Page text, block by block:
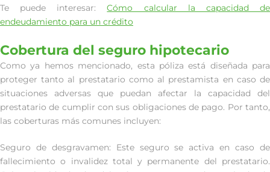
Te puede interesar:Cómo calcular la capacidad de
endeudamiento para un crédito
Cobertura del seguro hipotecario
Como ya hemos mencionado, esta póliza está diseñada para
proteger tanto al prestatario como al prestamista en caso de
situaciones adversas que puedan afectar la capacidad del
prestatario de cumplir con sus obligaciones de pago. Por tanto,
las coberturas más comunes incluyen:
Seguro de desgravamen: Este seguro se activa en caso de
fallecimiento o invalidez total y permanente del prestatario.